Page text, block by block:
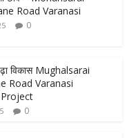
Road Varanasi
0
विकास Mughalsarai
Road Varanasi
0